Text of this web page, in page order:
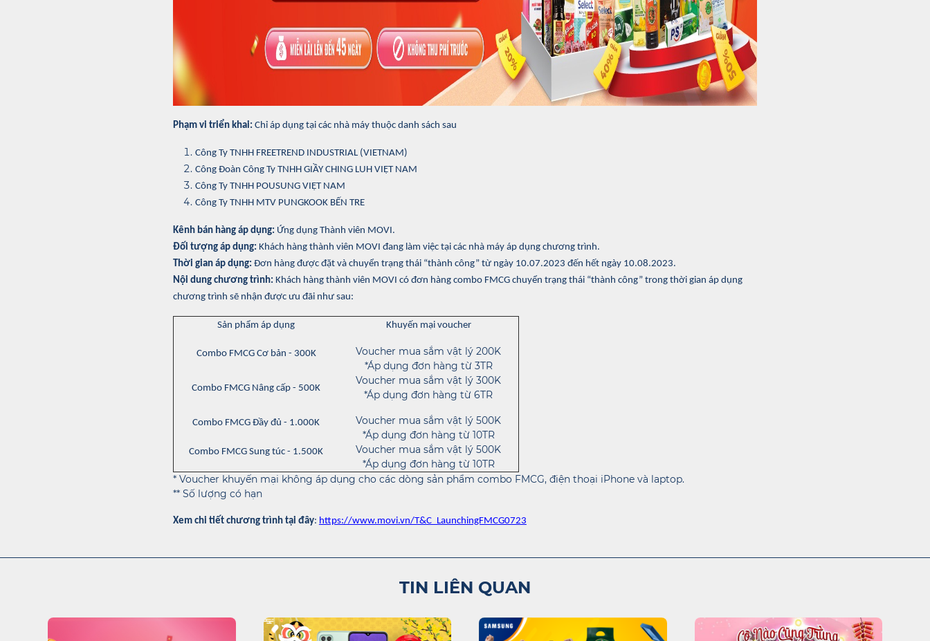
Phạm vi triển khai: Chỉ áp dụng tại các nhà máy thuộc danh sách sau
Công Ty TNHH FREETREND INDUSTRIAL (VIETNAM)
Công Đoàn Công Ty TNHH GIẦY CHING LUH VIỆT NAM
Công Ty TNHH POUSUNG VIỆT NAM
Công Ty TNHH MTV PUNGKOOK BẾN TRE
Kênh bán hàng áp dụng: Ứng dụng Thành viên MOVI.
Đối tượng áp dụng: Khách hàng thành viên MOVI đang làm việc tại các nhà máy áp dụng chương trình.
Thời gian áp dụng: Đơn hàng được đặt và chuyển trạng thái “thành công” từ ngày 10.07.2023 đến hết ngày 10.08.2023.
Nội dung chương trình: Khách hàng thành viên MOVI có đơn hàng combo FMCG chuyển trạng thái “thành công” trong thời gian áp dụng
chương trình sẽ nhận được ưu đãi như sau:
Sản phẩm áp dụng Khuyến mại voucher
Combo FMCG Cơ bản - 300K
Voucher mua sắm vật lý 200K
*Áp dụng đơn hàng từ 3TR
Combo FMCG Nâng cấp - 500K
Voucher mua sắm vật lý 300K
*Áp dụng đơn hàng từ 6TR
Combo FMCG Đầy đủ - 1.000K
Voucher mua sắm vật lý 500K
*Áp dụng đơn hàng từ 10TR
Combo FMCG Sung túc - 1.500K
Voucher mua sắm vật lý 500K
*Áp dụng đơn hàng từ 10TR
* Voucher khuyến mại không áp dụng cho các dòng sản phẩm combo FMCG, điện thoại iPhone và laptop.
** Số lượng có hạn
Xem chi tiết chương trình tại đây: https://www.movi.vn/T&C_LaunchingFMCG0723
TIN LIÊN QUAN